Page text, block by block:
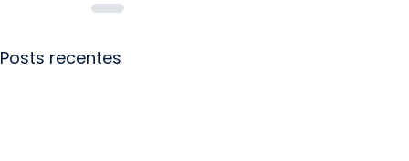
Posts recentes